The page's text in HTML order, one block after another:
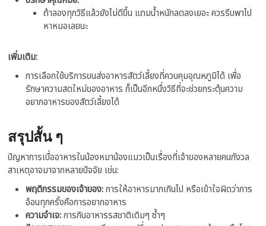
ถ้าลองทุกวิธีแล้วยังไม่ดีขึ้น แถมน้ำหนักลดลงเยอะ ควรรีบพาไป
หาหมอเลยนะ
เพิ่มเติม:
การเลือกใช้บริการขนส่งอาหารสัตว์เลี้ยงที่ควบคุมอุณหภูมิได้ เพื่อ
รักษาความสดใหม่ของอาหาร ก็เป็นอีกหนึ่งวิธีที่จะช่วยกระตุ้นความ
อยากอาหารของสัตว์เลี้ยงได้
สรุปสั้น ๆ
ปัญหาการเบื่ออาหารในน้องหมาน้องแมวเป็นเรื่องที่เจ้าของหลายคนกังวล
สาเหตุอาจมาจากหลายปัจจัย เช่น:
พฤติกรรมของเจ้าของ:การให้อาหารมากเกินไป หรือเข้าใจผิดว่าการ
อ้อนทุกครั้งคือการอยากอาหาร
ความจำเจ:การกินอาหารรสชาติเดิมๆ ซ้ำๆ